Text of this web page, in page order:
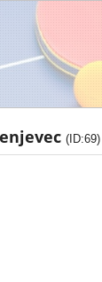
(ID:69)